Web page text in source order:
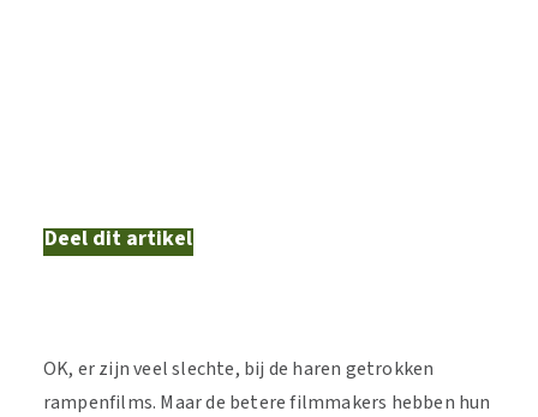
Deel dit artikel
OK, er zijn veel slechte, bij de haren getrokken
rampenfilms. Maar de betere filmmakers hebben hun